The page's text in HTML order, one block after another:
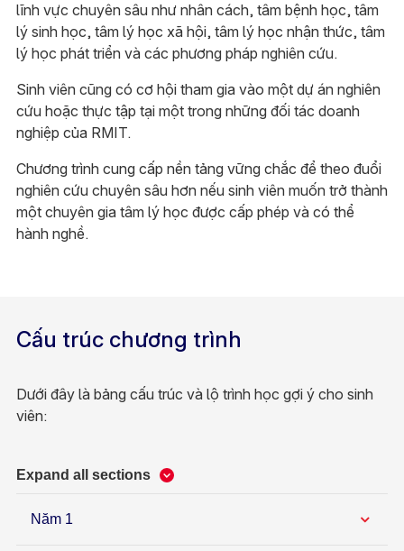
lĩnh vực chuyên sâu như nhân cách, tâm bệnh học, tâm
lý sinh học, tâm lý học xã hội, tâm lý học nhận thức, tâm
lý học phát triển và các phương pháp nghiên cứu.
Sinh viên cũng có cơ hội tham gia vào một dự án nghiên
cứu hoặc thực tập tại một trong những đối tác doanh
nghiệp của RMIT.
Chương trình cung cấp nền tảng vững chắc để theo đuổi
nghiên cứu chuyên sâu hơn nếu sinh viên muốn trở thành
một chuyên gia tâm lý học được cấp phép và có thể
hành nghề.
Cấu trúc chương trình
Dưới đây là bảng cấu trúc và lộ trình học gợi ý cho sinh
viên:
Expand all sections
Năm 1